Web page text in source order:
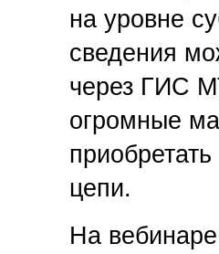
на уровне
сведения
через ГИС
огромные
цепи.
На